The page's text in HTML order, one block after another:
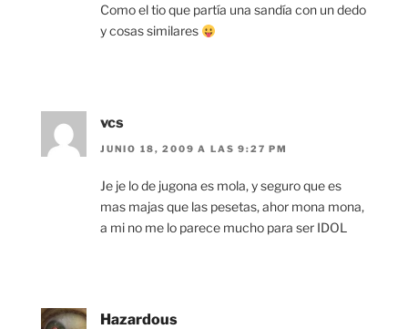
Como el tio que partía una sandía con un dedo
y cosas similares
vcs
JUNIO 18, 2009 A LAS 9:27 PM
Je je lo de jugona es mola, y seguro que es
mas majas que las pesetas, ahor mona mona,
a mi no me lo parece mucho para ser IDOL
Hazardous